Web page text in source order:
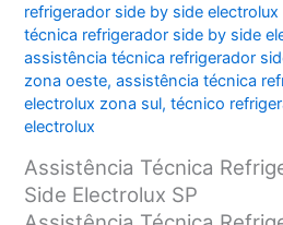
refrigerador side by side
técnica refrigerador side by side
assistência técnica refrigerador
zona oeste,assistência técnica
electrolux zona sul,técnico
electrolux
Assistência Técnica
Side Electrolux SP